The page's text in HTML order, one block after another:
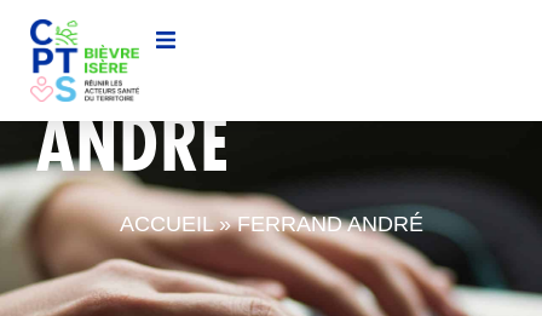
FERRAND
ANDRÉ
ACCUEIL»FERRAND ANDRÉ